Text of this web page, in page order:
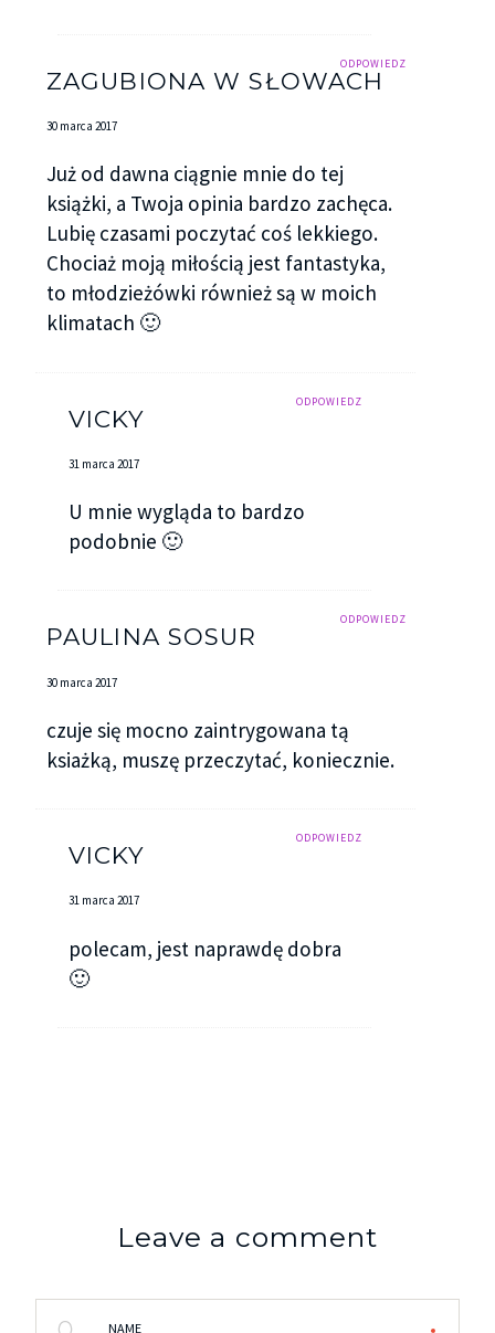
ODPOWIEDZ
ZAGUBIONA W SŁOWACH
30 marca 2017
Już od dawna ciągnie mnie do tej
książki, a Twoja opinia bardzo zachęca.
Lubię czasami poczytać coś lekkiego.
Chociaż moją miłością jest fantastyka,
to młodzieżówki również są w moich
klimatach 🙂
ODPOWIEDZ
VICKY
31 marca 2017
U mnie wygląda to bardzo
podobnie 🙂
ODPOWIEDZ
PAULINA SOSUR
30 marca 2017
czuje się mocno zaintrygowana tą
ksiażką, muszę przeczytać, koniecznie.
ODPOWIEDZ
VICKY
31 marca 2017
polecam, jest naprawdę dobra
🙂
Leave a comment
NAME